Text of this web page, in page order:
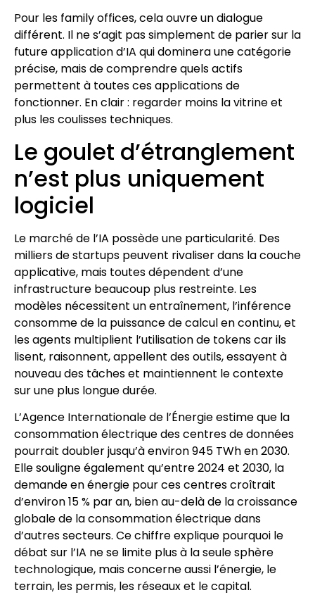
Pour les family offices, cela ouvre un dialogue
différent. Il ne s’agit pas simplement de parier sur la
future application d’IA qui dominera une catégorie
précise, mais de comprendre quels actifs
permettent à toutes ces applications de
fonctionner. En clair : regarder moins la vitrine et
plus les coulisses techniques.
Le goulet d’étranglement
n’est plus uniquement
logiciel
Le marché de l’IA possède une particularité. Des
milliers de startups peuvent rivaliser dans la couche
applicative, mais toutes dépendent d’une
infrastructure beaucoup plus restreinte. Les
modèles nécessitent un entraînement, l’inférence
consomme de la puissance de calcul en continu, et
les agents multiplient l’utilisation de tokens car ils
lisent, raisonnent, appellent des outils, essayent à
nouveau des tâches et maintiennent le contexte
sur une plus longue durée.
L’Agence Internationale de l’Énergie estime que la
consommation électrique des centres de données
pourrait doubler jusqu’à environ 945 TWh en 2030.
Elle souligne également qu’entre 2024 et 2030, la
demande en énergie pour ces centres croîtrait
d’environ 15 % par an, bien au-delà de la croissance
globale de la consommation électrique dans
d’autres secteurs. Ce chiffre explique pourquoi le
débat sur l’IA ne se limite plus à la seule sphère
technologique, mais concerne aussi l’énergie, le
terrain, les permis, les réseaux et le capital.